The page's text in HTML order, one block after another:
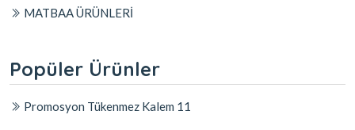
MATBAA ÜRÜNLERİ
Popüler Ürünler
Promosyon Tükenmez Kalem 11